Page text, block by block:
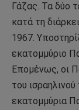
Γάζας. Τα δύο
κατά τη
1967.
εκατομμύριο
Επομένως, οι
του
εκατομμύρια